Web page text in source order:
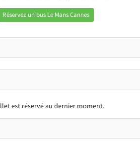
Réservez un bus Le Mans Cannes
est réservé au dernier moment.